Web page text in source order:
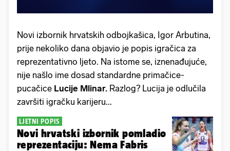
Novi izbornik hrvatskih odbojkašica, Igor Arbutina,
prije nekoliko dana objavio je popis igračica za
reprezentativno ljeto. Na istome se, iznenađujuće,
nije našlo ime dosad standardne primačice-
pucačice Lucije Mlinar. Razlog? Lucija je odlučila
završiti igračku karijeru...
LJETNI POPIS
Novi hrvatski izbornik pomladio
reprezentaciju: Nema Fabris